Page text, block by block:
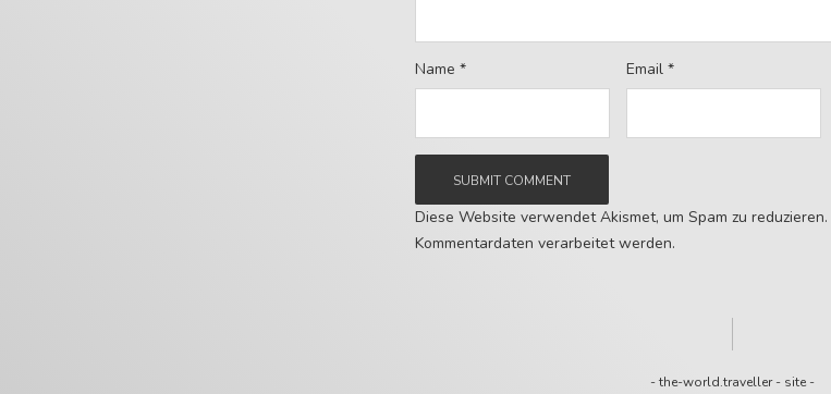
Name * Email *
Diese Website verwendet Akismet, um Spam zu reduzieren.
Kommentardaten verarbeitet werden.
-the-world.traveller- site-